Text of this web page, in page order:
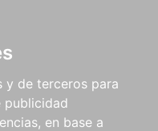
y de terceros para
publicidad
en base a